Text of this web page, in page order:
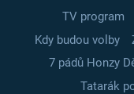
TV program
Kdy budou volby
7 pádů Honzy
Tatarák